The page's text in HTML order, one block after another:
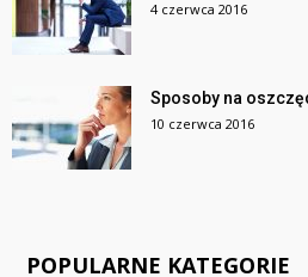
4 czerwca 2016
Sposoby na
10 czerwca 2016
POPULARNE KATEGORIE